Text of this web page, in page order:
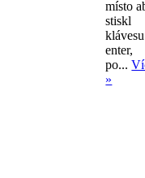
místo
stiskl
klávesu
enter,
po...
»